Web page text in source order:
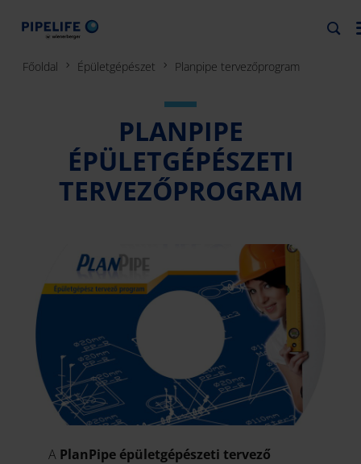
Főoldal Épületgépészet Planpipe tervezőprogram
PLANPIPE
ÉPÜLETGÉPÉSZETI
TERVEZŐPROGRAM
A PlanPipe épületgépészeti tervező